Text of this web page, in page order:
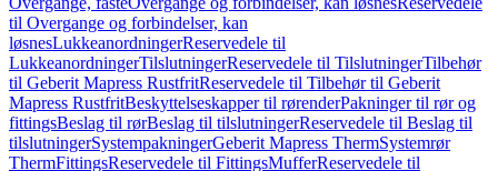
til Overgange og forbindelser, kan
løsnesLukkeanordningerReservedele til
LukkeanordningerTilslutningerReservedele til TilslutningerTilbehør
til Geberit Mapress RustfritReservedele til Tilbehør til Geberit
Mapress RustfritBeskyttelseskapper til rørenderPakninger til rør og
fittingsBeslag til rørBeslag til tilslutningerReservedele til Beslag til
tilslutningerSystempakningerGeberit Mapress ThermSystemrør
ThermFittingsReservedele til FittingsMufferReservedele til